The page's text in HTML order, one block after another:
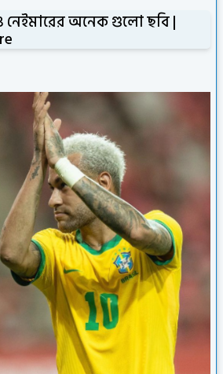
নেইমারের অনেক গুলো ছবি |